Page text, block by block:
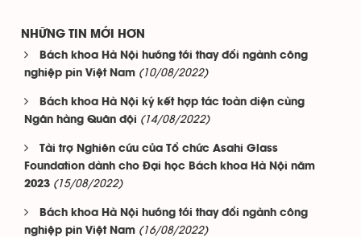
NHỮNG TIN MỚI HƠN
Bách khoa Hà Nội hướng tới thay đổi ngành công
nghiệp pin Việt Nam (10/08/2022)
Bách khoa Hà Nội ký kết hợp tác toàn diện cùng
Ngân hàng Quân đội (14/08/2022)
Tài trợ Nghiên cứu của Tổ chức Asahi Glass
Foundation dành cho Đại học Bách khoa Hà Nội năm
2023 (15/08/2022)
Bách khoa Hà Nội hướng tới thay đổi ngành công
nghiệp pin Việt Nam (16/08/2022)